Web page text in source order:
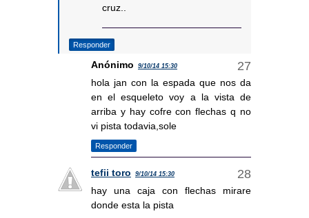
cruz..
Responder
Anónimo 9/10/14 15:30
hola jan con la espada que nos da
en el esqueleto voy a la vista de
arriba y hay cofre con flechas q no
vi pista todavia,sole
Responder
tefii toro 9/10/14 15:30
hay una caja con flechas mirare
donde esta la pista